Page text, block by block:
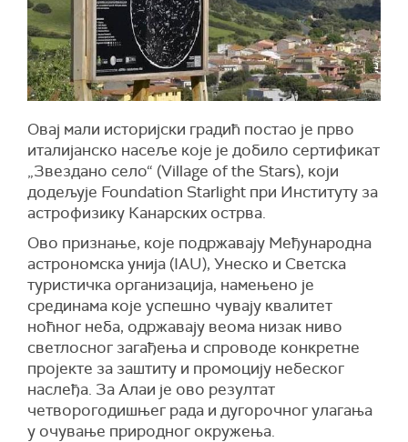
Овај мали историјски градић постао је прво
италијанско насеље које је добило сертификат
„Звездано село“ (Village of the Stars), који
додељује Foundation Starlight при Институту за
астрофизику Канарских острва.
Ово признање, које подржавају Међународна
астрономска унија (IAU), Унеско и Светска
туристичка организација, намењено је
срединама које успешно чувају квалитет
ноћног неба, одржавају веома низак ниво
светлосног загађења и спроводе конкретне
пројекте за заштиту и промоцију небеског
наслеђа. За Алаи је ово резултат
четворогодишњег рада и дугорочног улагања
у очување природног окружења.